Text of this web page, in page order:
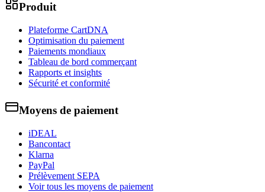
Produit
Plateforme CartDNA
Optimisation du paiement
Paiements mondiaux
Tableau de bord commerçant
Rapports et insights
Sécurité et conformité
Moyens de paiement
iDEAL
Bancontact
Klarna
PayPal
Prélèvement SEPA
Voir tous les moyens de paiement